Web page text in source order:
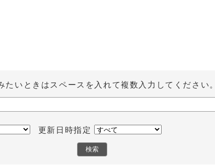
いときはスペースを入れて複数入力してください。
更新日時指定